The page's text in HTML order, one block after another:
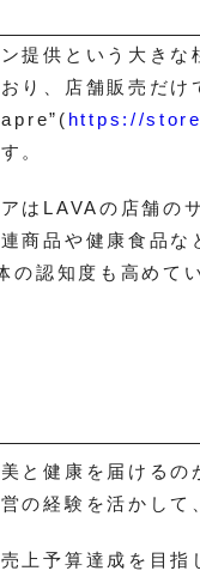
提供という大き
り、店舗販売だ
https://
。
はLAVAの店舗の
商品や健康食品
の認知度も高めて
と健康を届ける
の経験を活かし
上予算達成を目